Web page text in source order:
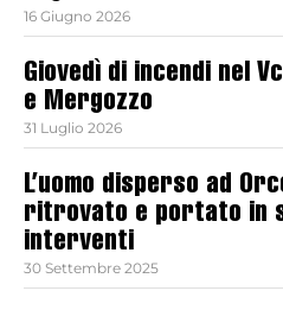
16 Giugno 2026
Giovedì di incendi nel
e Mergozzo
31 Luglio 2026
L’uomo disperso ad
ritrovato e portato in
interventi
30 Settembre 2025